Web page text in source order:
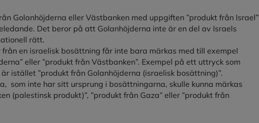
Golanhöjderna eller Västbanken med uppgiften ”produkt från Israel”
Det beror på att Golanhöjderna inte är en del av Israels
rätt.
från en israelisk bosättning får inte bara märkas med till exempel
eller ”produkt från Västbanken”. Exempel på ett uttryck som
istället ”produkt från Golanhöjderna (israelisk bosättning)”.
som inte har sitt ursprung i bosättningarna, skulle kunna märkas
(palestinsk produkt)”, ”produkt från Gaza” eller ”produkt från